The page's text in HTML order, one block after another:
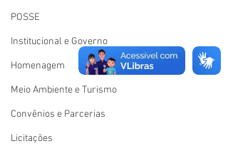
POSSE
Institucional e Governo
Homenagem
Meio Ambiente e Turismo
Convênios e Parcerias
Licitações